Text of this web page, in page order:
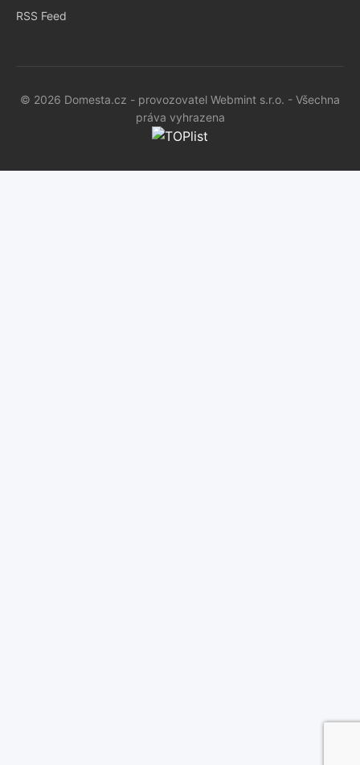
RSS Feed
© 2026 Domesta.cz - provozovatel Webmint s.r.o. - Všechna
práva vyhrazena